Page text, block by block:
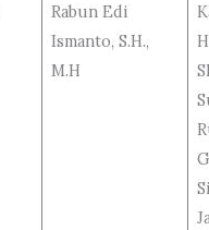
Rabun Edi
Ismanto, S.H.,
M.H